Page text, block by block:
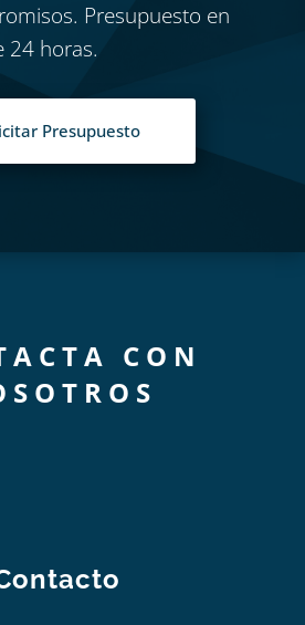
Presupuesto en
24 horas.
Presupuesto
CON